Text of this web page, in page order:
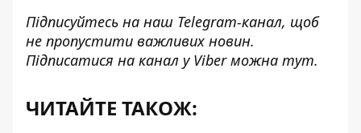
Підписуйтесь на наш Telegram-канал, щоб
не пропустити важливих новин.
Підписатися на канал у Viber можна тут.
ЧИТАЙТЕ ТАКОЖ: